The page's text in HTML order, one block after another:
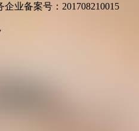
业备案号：201708210015